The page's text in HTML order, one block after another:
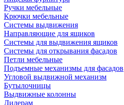
Ручки мебельные
Крючки мебельные
Системы выдвижения
Направляющие для ящиков
Системы для выдвижения ящиков
Системы для открывания фасадов
Петли мебельные
Подъемные механизмы для фасадов
Угловой выдвижной механизм
Бутылочницы
Выдвижные колонны
Дилерам